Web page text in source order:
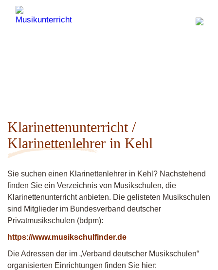
Klarinettenunterricht /
Klarinettenlehrer in Kehl
Sie suchen einen Klarinettenlehrer in Kehl? Nachstehend
finden Sie ein Verzeichnis von Musikschulen, die
Klarinettenunterricht anbieten. Die gelisteten Musikschulen
sind Mitglieder im Bundesverband deutscher
Privatmusikschulen (bdpm):
https://www.musikschulfinder.de
Die Adressen der im „Verband deutscher Musikschulen“
organisierten Einrichtungen finden Sie hier: